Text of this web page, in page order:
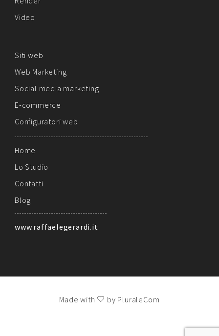
Video
Siti web
Web Marketing
Social media marketing
E-commerce
Configuratori web
Home
Lo Studio
Contatti
Blog
www.raffaelegerardi.it
Made with by PluraleCom